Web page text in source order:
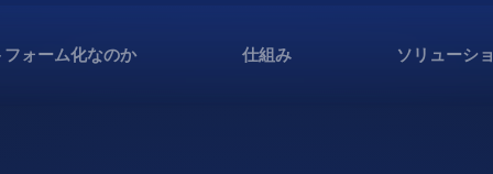
ォーム化なのか 仕組み ソリューシ